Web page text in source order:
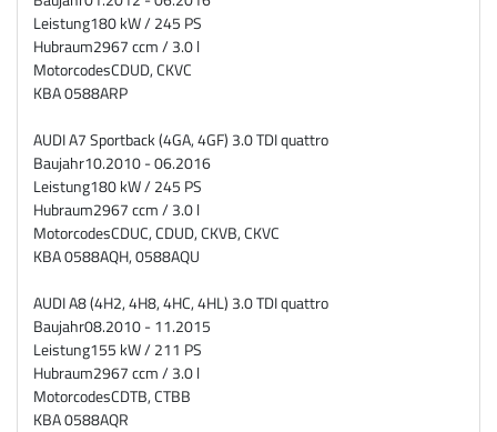
Leistung180 kW / 245 PS
Hubraum2967 ccm / 3.0 l
MotorcodesCDUD, CKVC
KBA0588ARP
AUDI A7 Sportback (4GA, 4GF) 3.0 TDI quattro
Baujahr10.2010 - 06.2016
Leistung180 kW / 245 PS
Hubraum2967 ccm / 3.0 l
MotorcodesCDUC, CDUD, CKVB, CKVC
KBA0588AQH, 0588AQU
AUDI A8 (4H2, 4H8, 4HC, 4HL) 3.0 TDI quattro
Baujahr08.2010 - 11.2015
Leistung155 kW / 211 PS
Hubraum2967 ccm / 3.0 l
MotorcodesCDTB, CTBB
KBA0588AQR